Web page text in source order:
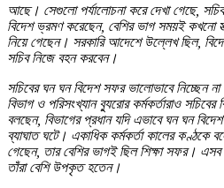
আছে। সেগুলো পর্যালোচনা করে দেখা গেছে,
বিদেশ ভ্রমণ করেছেন, বেশির ভাগ সময়ই কখনো
নিয়ে গেছেন। সরকারি আদেশে উল্লেখ ছিল,
সচিব নিজে বহন করবেন।
সচিবের ঘন ঘন বিদেশ সফর ভালোভাবে নিচ্ছেন
বিভাগ ও পরিসংখ্যান ব্যুরোর কর্মকর্তারাও
বলছেন, বিভাগের প্রধান যদি এভাবে ঘন ঘন
ব্যাঘাত ঘটে। একাধিক কর্মকর্তা কালের কণ্ঠকে
গেছেন, তার বেশির ভাগই ছিল শিক্ষা সফর। এসব
তাঁরা বেশি উপকৃত হতেন।